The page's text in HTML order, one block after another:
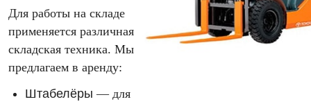
Для работы на складе
применяется различная
складская техника. Мы
предлагаем в аренду:
Штабелёры — для